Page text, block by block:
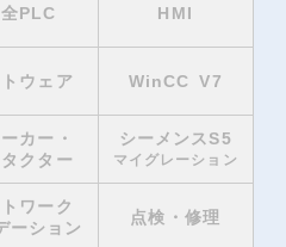
PLC HMI
ウェア WinCC V7
カー・
クター
シーメンスS5
マイグレーション
ワーク
ーション
点検・修理